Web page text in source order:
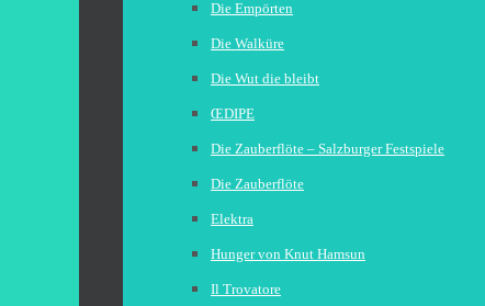
Die Empörten
Die Walküre
Die Wut die bleibt
ŒDIPE
Die Zauberflöte – Salzburger Festspiele
Die Zauberflöte
Elektra
Hunger von Knut Hamsun
Il Trovatore